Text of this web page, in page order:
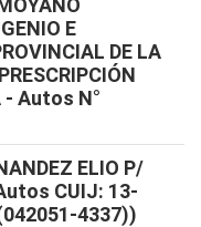
E
DE LA
- Autos N°
ELIO P/
CUIJ: 13-
4337))